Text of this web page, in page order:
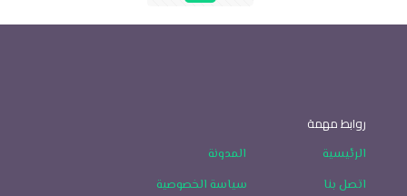
روابط مهمة
الرئيسية
المدونة
اتصل بنا
سياسة الخصوصية